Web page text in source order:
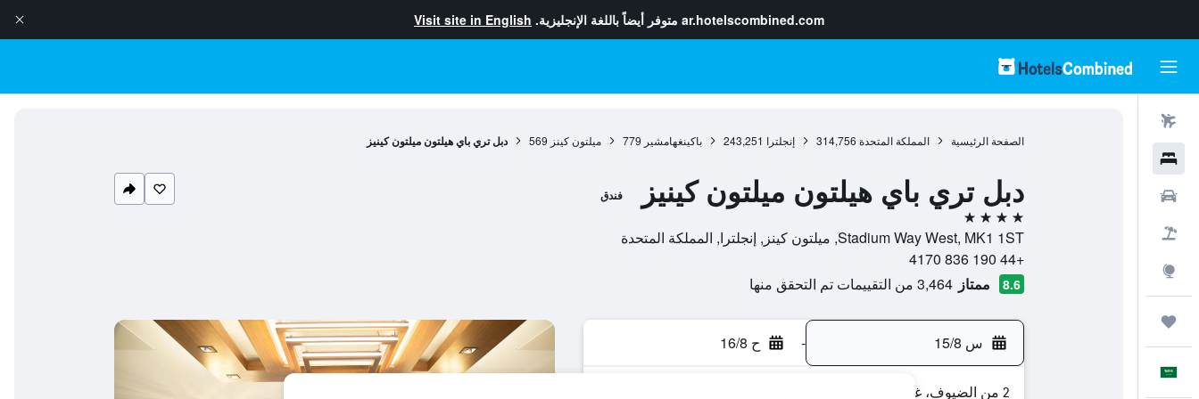
ar.hotelscombined.com متوفر أيضاً باللغة الإنجليزية. Visit site in English
الصفحة الرئيسية المملكة المتحدة 314,756 إنجلترا 243,251 باكينغهامشير 779 ميلتون كينز 569 دبل تري باي هيلتون ميلتون كينيز
دبل تري باي هيلتون ميلتون كينيز فندق
4 نجوم
Stadium Way West, MK1 1ST, ميلتون كينز, إنجلترا, المملكة المتحدة
+44 190 836 4170
8.6 ممتاز 3,464 من التقييمات تم التحقق منها
س 15/8 - ح 16/8
2 من الضيوف، غرفة واحدة